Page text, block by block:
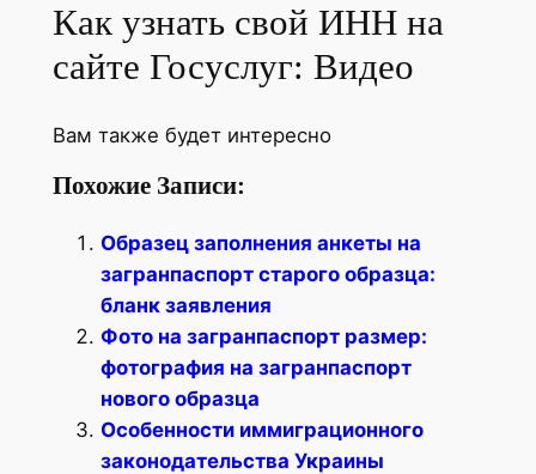
Как узнать свой ИНН на
сайте Госуслуг: Видео
Вам также будет интересно
Похожие Записи:
Образец заполнения анкеты на
загранпаспорт старого образца:
бланк заявления
Фото на загранпаспорт размер:
фотография на загранпаспорт
нового образца
Особенности иммиграционного
законодательства Украины